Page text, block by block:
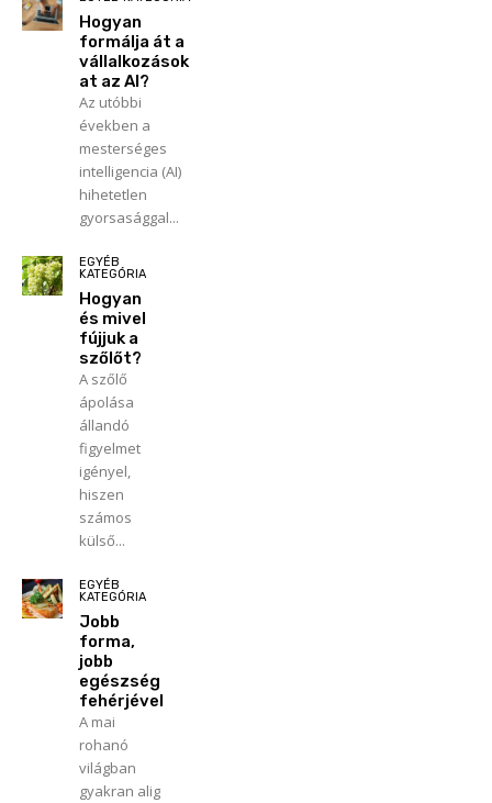
Hogyan
formálja át a
vállalkozások
at az AI?
Az utóbbi
években a
mesterséges
intelligencia (AI)
hihetetlen
gyorsasággal...
EGYÉB
KATEGÓRIA
Hogyan
és mivel
fújjuk a
szőlőt?
A szőlő
ápolása
állandó
figyelmet
igényel,
hiszen
számos
külső...
EGYÉB
KATEGÓRIA
Jobb
forma,
jobb
egészség
fehérjével
A mai
rohanó
világban
gyakran alig